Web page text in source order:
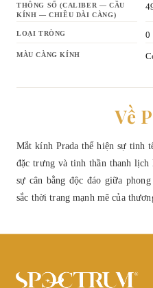
THÔNG SỐ (CALIBER — CẦU
KÍNH — CHIỀU DÀI CÀNG)
LOẠI TRÒNG 0
MÀU CÀNG KÍNH
Về
Mắt kính Prada thể hiện sự tinh
đặc trưng và tinh thần thanh
sự cân bằng độc đáo giữa
sắc thời trang mạnh mẽ của